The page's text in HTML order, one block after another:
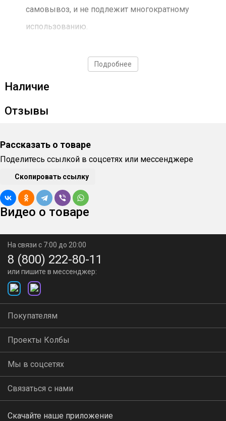
самовывоз, и не подлежит многократному
использованию.
общей стоимостью ниже его номинала разница в
общая стоимость которых превышает его
сумму.
Подарочный сертификат не подлежит
перепродаже, возврату или обмену на денежные
средства, а в случае потери не восстанавливается.
Полная информация о правилах продажи товаров
с использованием подарочных сертификатов в
наших магазинах и по телефону 8-800-222-80-11.
Покупка подарочного сертификата возможна
только за его номинал в рублях, скидки по
текущим акциям — не учитываются.
Подробнее
Наличие
Отзывы
Рассказать о товаре
Поделитесь ссылкой в соцсетях или мессенджере
Скопировать ссылку
Видео о товаре
На связи с 7:00 до 20:00
8 (800) 222-80-11
или пишите в мессенджер:
Покупателям
Проекты Колбы
Мы в соцсетях
Связаться с нами
Скачайте наше приложение